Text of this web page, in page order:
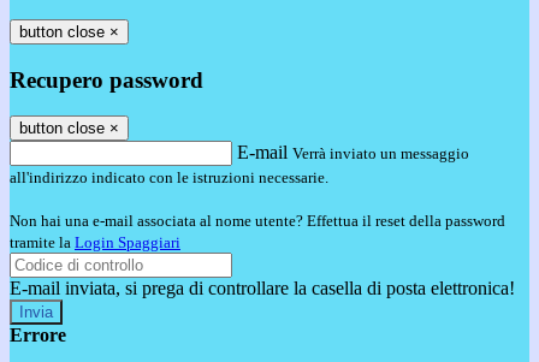
button close ×
Recupero password
button close ×
E-mail Verrà inviato un messaggio
all'indirizzo indicato con le istruzioni necessarie.
Non hai una e-mail associata al nome utente? Effettua il reset della password
tramite la Login Spaggiari
E-mail inviata, si prega di controllare la casella di posta elettronica!
Errore